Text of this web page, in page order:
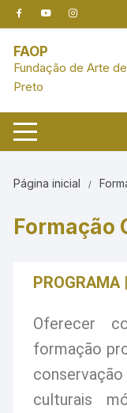
conteúdo
FAOP
Fundação de Arte
Preto
Página inicial
Formação
PROGRAMA
Oferecer
formação
culturais